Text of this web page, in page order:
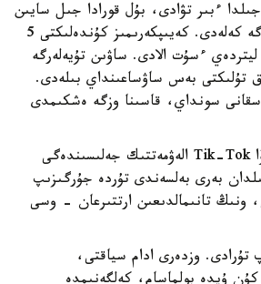
ءبىر تۋادى، بۇل قورادا جىل سايىن
8-9 شاقتى بوتا دۇنيەگە كەلەدى. كەيىپكەرىمىز كۇندەلىكتى 5
تۇيە ساۋىپ، ودان 10 ليتردەي ءسۇت الادى. ساۋىن تۇيەلەرگە
تۇلىكتى بەس ساۋساعىنداي بىلەدى.
سونداي، قاسىنا وزگە ەشكىمدى
تاڭشولپان فايزراحمانوۆا Tik-Tok الەۋمەتتىك جەلىسىندەگى
بەرى بەلسەندى تۇردە جۇرگىزىپ
ونىڭ تانىمالدىعىن ارتتىرعان - وسى
تۇرادى. وزدەرى ادام سياقتى،